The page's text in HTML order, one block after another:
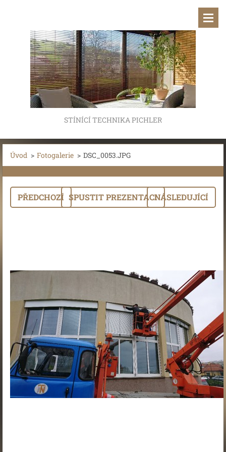
STÍNÍCÍ TECHNIKA PICHLER
Úvod > Fotogalerie > DSC_0053.JPG
PŘEDCHOZÍ SPUSTIT PREZENTACINÁSLEDUJÍCÍ